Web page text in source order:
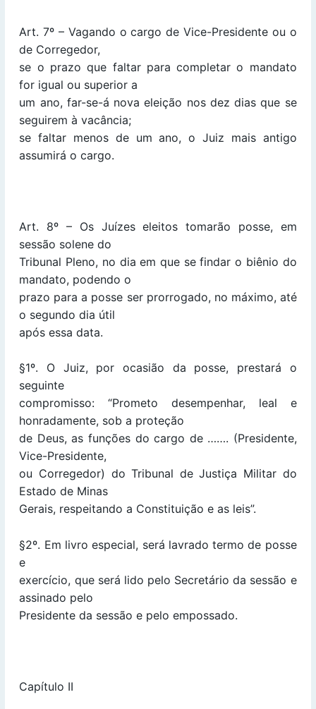
Art. 7º – Vagando o cargo de Vice-Presidente ou o
de Corregedor,
se o prazo que faltar para completar o mandato
for igual ou superior a
um ano, far-se-á nova eleição nos dez dias que se
seguirem à vacância;
se faltar menos de um ano, o Juiz mais antigo
assumirá o cargo.
Art. 8º – Os Juízes eleitos tomarão posse, em
sessão solene do
Tribunal Pleno, no dia em que se findar o biênio do
mandato, podendo o
prazo para a posse ser prorrogado, no máximo, até
o segundo dia útil
após essa data.
§1º. O Juiz, por ocasião da posse, prestará o
seguinte
compromisso: “Prometo desempenhar, leal e
honradamente, sob a proteção
de Deus, as funções do cargo de ……. (Presidente,
Vice-Presidente,
ou Corregedor) do Tribunal de Justiça Militar do
Estado de Minas
Gerais, respeitando a Constituição e as leis”.
§2º. Em livro especial, será lavrado termo de posse
e
exercício, que será lido pelo Secretário da sessão e
assinado pelo
Presidente da sessão e pelo empossado.
Capítulo II